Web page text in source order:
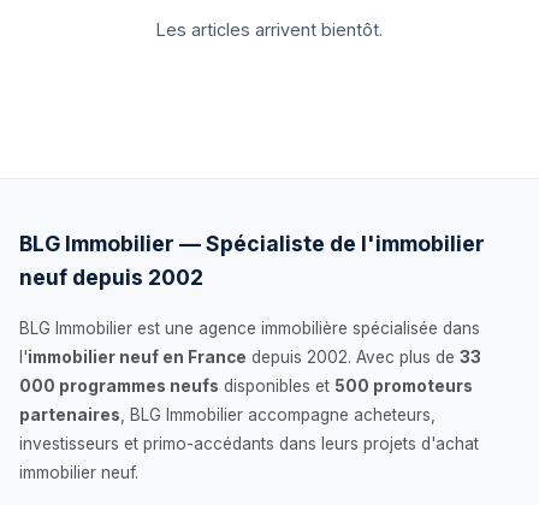
Les articles arrivent bientôt.
BLG Immobilier — Spécialiste de l'immobilier
neuf depuis 2002
BLG Immobilier est une agence immobilière spécialisée dans
l'immobilier neuf en France depuis 2002. Avec plus de 33
000 programmes neufs disponibles et 500 promoteurs
partenaires , BLG Immobilier accompagne acheteurs,
investisseurs et primo-accédants dans leurs projets d'achat
immobilier neuf.